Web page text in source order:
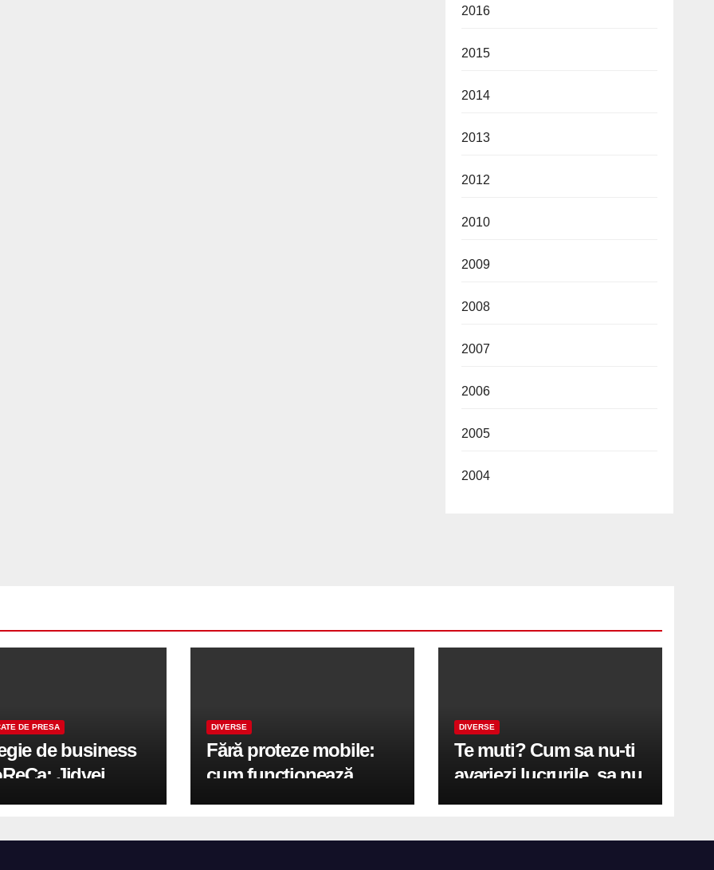
2016
2015
2014
2013
2012
2010
2009
2008
2007
2006
2005
2004
DE PRESA
de business
Jidvei
terasele în
DIVERSE
Fără proteze mobile:
cum funcționează
reabilitarea completă
DIVERSE
Te muti? Cum sa nu-ti
avariezi lucrurile, sa nu
zgarii podeaua sau sa